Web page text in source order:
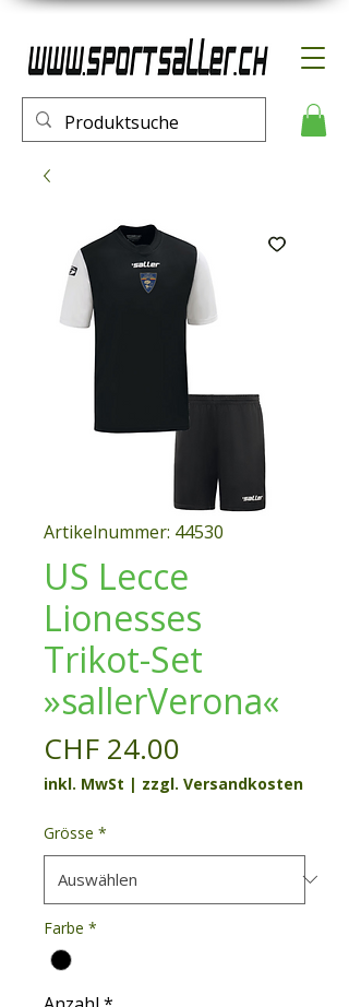
Artikelnummer: 44530
US Lecce
Lionesses
Trikot-Set
»sallerVerona«
CHF 24.00
inkl. MwSt | zzgl. Versandkosten
Grösse *
Farbe *